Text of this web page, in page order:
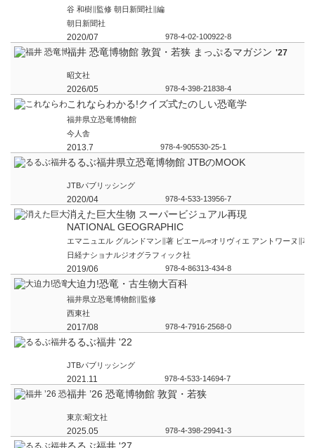
谷 和樹∥監修 朝日新聞社∥編
朝日新聞社
2020/07 978-4-02-100922-8
福井 恐竜博物館 敦賀・若狭 まっぷるマガジン '27
昭文社
2026/05 978-4-398-21838-4
これならわかる!クイズ式たのしい恐竜学
福井県立恐竜博物館
今人舎
2013.7 978-4-905530-25-1
るるぶ福井県立恐竜博物館 JTBのMOOK
JTBパブリッシング
2020/04 978-4-533-13956-7
消えた巨大生物 スーパービジュアル再現
NATIONAL GEOGRAPHIC
エマニュエル グルンドマン∥著 ピエール=オリヴィエ アントワーヌ∥
日経ナショナルジオグラフィック社
2019/06 978-4-86313-434-8
大迫力!恐竜・古生物大百科
福井県立恐竜博物館∥監修
西東社
2017/08 978-4-7916-2568-0
るるぶ福井 '22
JTBパブリッシング
2021.11 978-4-533-14694-7
福井 ’26 恐竜博物館 敦賀・若狭
東京:昭文社
2025.05 978-4-398-29941-3